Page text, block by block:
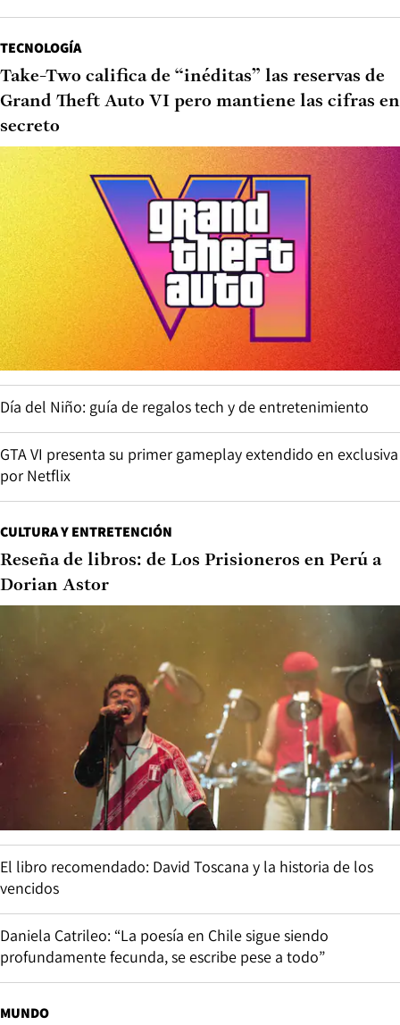
TECNOLOGÍA
Take-Two califica de “inéditas” las reservas de
Grand Theft Auto VI pero mantiene las cifras en
secreto
Día del Niño: guía de regalos tech y de entretenimiento
GTA VI presenta su primer gameplay extendido en exclusiva
por Netflix
CULTURA Y ENTRETENCIÓN
Reseña de libros: de Los Prisioneros en Perú a
Dorian Astor
El libro recomendado: David Toscana y la historia de los
vencidos
Daniela Catrileo: “La poesía en Chile sigue siendo
profundamente fecunda, se escribe pese a todo”
MUNDO